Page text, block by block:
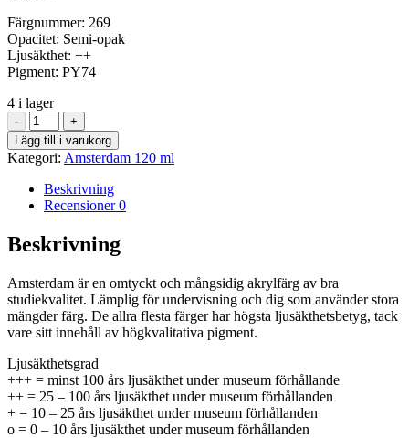
Färgnummer: 269
Opacitet: Semi-opak
Ljusäkthet: ++
Pigment: PY74
4 i lager
-
Azo
Yellow
Medium
269
-
Amsterdam
mängd
+
Lägg till i varukorg
Kategori: Amsterdam 120 ml
Beskrivning
Recensioner0
Beskrivning
Amsterdam är en omtyckt och mångsidig akrylfärg av bra
studiekvalitet. Lämplig för undervisning och dig som använder stora
mängder färg. De allra flesta färger har högsta ljusäkthetsbetyg, tack
vare sitt innehåll av högkvalitativa pigment.
Ljusäkthetsgrad
+++ = minst 100 års ljusäkthet under museum förhållande
++ = 25 – 100 års ljusäkthet under museum förhållanden
+ = 10 – 25 års ljusäkthet under museum förhållanden
o = 0 – 10 års ljusäkthet under museum förhållanden